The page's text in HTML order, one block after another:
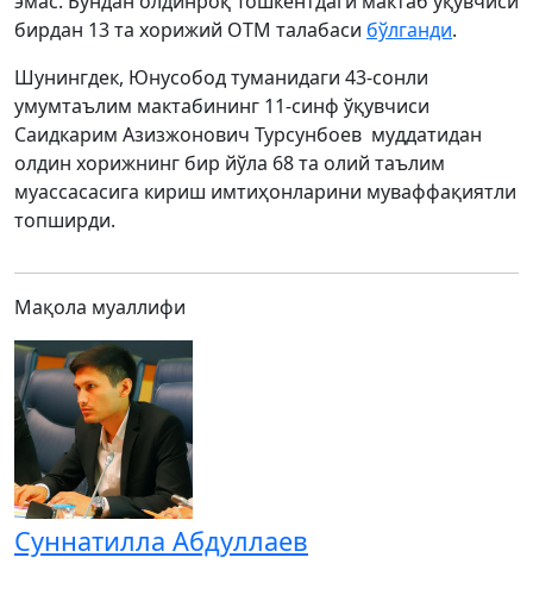
бирдан 13 та хорижий ОТМ талабаси бўлганди.
Шунингдек, Юнусобод туманидаги 43-сонли
умумтаълим мактабининг 11-синф ўқувчиси
Саидкарим Азизжонович Турсунбоев муддатидан
олдин хорижнинг бир йўла 68 та олий таълим
муассасасига кириш имтиҳонларини муваффақиятли
топширди.
Мақола муаллифи
Суннатилла Абдуллаев